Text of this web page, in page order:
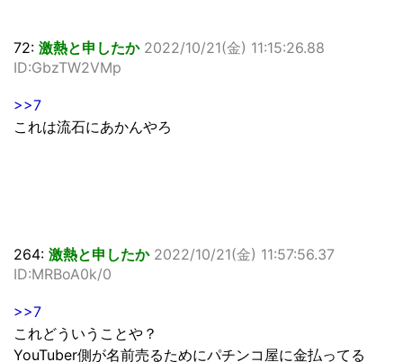
72: 激熱と申したか 2022/10/21(金) 11:15:26.88
ID:GbzTW2VMp
>>7
これは流石にあかんやろ
264: 激熱と申したか 2022/10/21(金) 11:57:56.37
ID:MRBoA0k/0
>>7
これどういうことや？
YouTuber側が名前売るためにパチンコ屋に金払ってる